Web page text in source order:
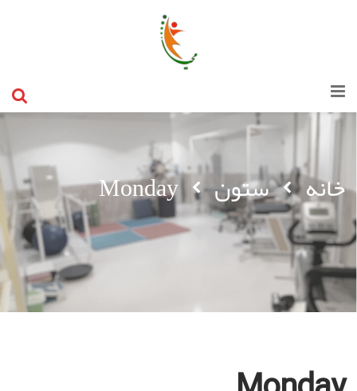
خانه ستون Monday